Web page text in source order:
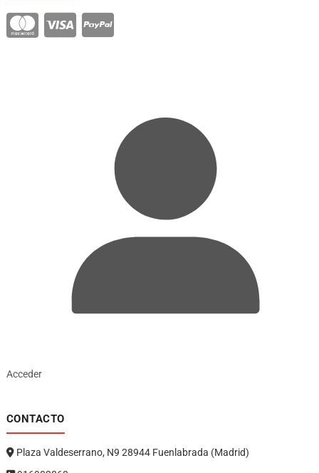
Acceder
CONTACTO
Plaza Valdeserrano, N9 28944 Fuenlabrada (Madrid)